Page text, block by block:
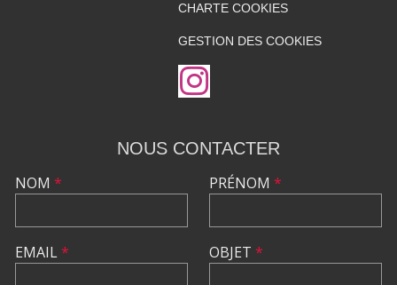
CHARTE COOKIES
GESTION DES COOKIES
NOUS CONTACTER
NOM *
EMAIL*
PRÉNOM *
OBJET *